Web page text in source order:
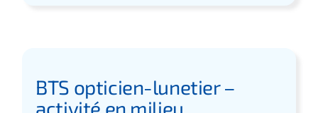
BTS opticien-lunetier –